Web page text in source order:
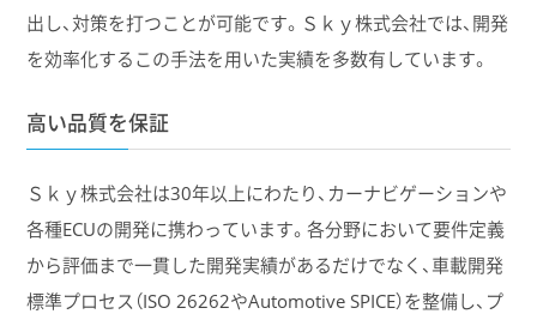
出し、対策を打つことが可能です。Ｓｋｙ株式会社では、開発
を効率化するこの手法を用いた実績を多数有しています。
高い品質を保証
Ｓｋｙ株式会社は30年以上にわたり、カーナビゲーションや
各種ECUの開発に携わっています。各分野において要件定義
から評価まで一貫した開発実績があるだけでなく、車載開発
標準プロセス（ISO 26262やAutomotive SPICE）を整備し、プ